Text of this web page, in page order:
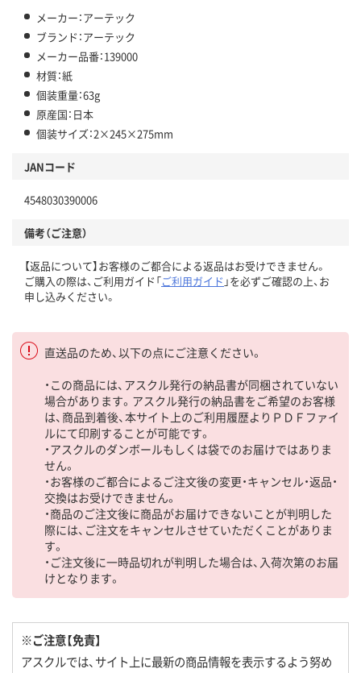
メーカー：アーテック
ブランド：アーテック
メーカー品番：139000
材質：紙
個装重量：63g
原産国：日本
個装サイズ：2×245×275mm
JANコード
4548030390006
備考（ご注意）
【返品について】お客様のご都合による返品はお受けできません。
ご購入の際は、ご利用ガイド「ご利用ガイド 」を必ずご確認の上、お
申し込みください。
直送品のため、以下の点にご注意ください。
・この商品には、アスクル発行の納品書が同梱されていない
場合があります。アスクル発行の納品書をご希望のお客様
は、商品到着後、本サイト上のご利用履歴よりＰＤＦファイ
ルにて印刷することが可能です。
・アスクルのダンボールもしくは袋でのお届けではありま
せん。
・お客様のご都合によるご注文後の変更・キャンセル・返品・
交換はお受けできません。
・商品のご注文後に商品がお届けできないことが判明した
際には、ご注文をキャンセルさせていただくことがありま
す。
・ご注文後に一時品切れが判明した場合は、入荷次第のお届
けとなります。
※ご注意【免責】
アスクルでは、サイト上に最新の商品情報を表示するよう努め